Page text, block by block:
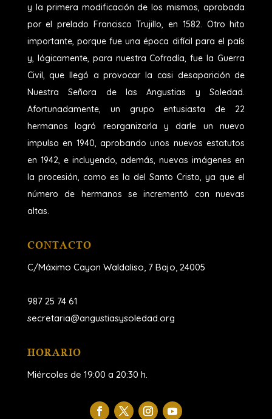
y la primera modificación de los mismos, aprobada
por el prelado Francisco Trujillo, en 1582. Otro hito
importante, porque fue una época difícil para el país
y, lógicamente, para nuestra Cofradía, fue la Guerra
Civil, que llegó a provocar la casi desaparición de
Nuestra Señora de las Angustias y Soledad.
Afortunadamente, un grupo entusiasta de 22
hermanos logró reorganizarla y darle un nuevo
impulso en 1940, aprobando unos nuevos estatutos
en 1942, e incluyendo, además, nuevas imágenes en
la procesión, como es la del Santo Cristo, ya que el
número de hermanos se incrementó con nuevas
altas.
CONTACTO
C/Máximo Cayon Waldaliso, 7 Bajo, 24005
987 25 74 61
secretaria@angustiasysoledad.org
HORARIO
Miércoles de 19:00 a 20:30 h.